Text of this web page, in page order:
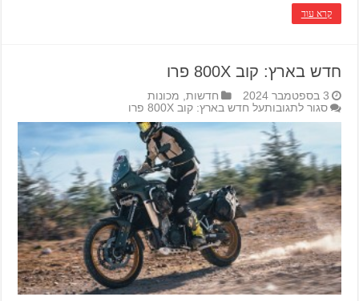
קרא עוד
חדש בארץ: קוב 800X פרו
3 בספטמבר 2024 חדשות, מכונות
סגור לתגובותעל חדש בארץ: קוב 800X פרו